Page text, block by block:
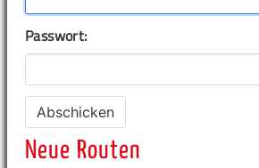
Passwort:
Neue Routen